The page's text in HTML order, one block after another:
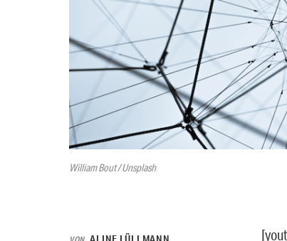
William Bout / Unsplash